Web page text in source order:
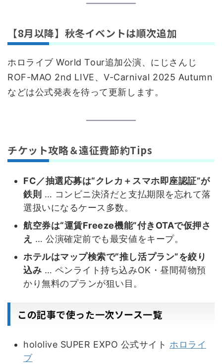
【8月以降】秋冬イベントは順次追加
ホロライブ World Tour追加公演、にじさんじ
ROF-MAO 2nd LIVE、V-Carnival 2025 Autumn
などは公式発表を待って更新します。
チケット攻略＆遠征費節約Tips
FC／抽選応募は“クレカ＋スマホ即座認証”が
鉄則 … コンビニ決済だと支払期限を忘れて落
選扱いになるケース多数。
航空券は“運賃Freeze機能”付きOTAで仮押さ
え … 公演確定前でも最安値をキープ。
ホテルはマップ検索で“推し活プラン”を絞り
込み … ペンライト持ち込みOK・昼間荷物預
かり無料のプランが狙い目。
この記事で使った一次ソース一覧
hololive SUPER EXPO 公式サイト ホロライ
ブ